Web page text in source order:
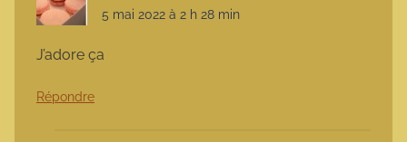
5 mai 2022 à 2 h 28 min
J’adore ça
Répondre